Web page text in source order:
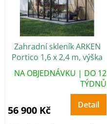
Zahradní skleník ARKEN
Portico 1,6 x 2,4 m, výška
268 cm, PC 6 mm
NA OBJEDNÁVKU | DO 12
TÝDNŮ
56 900 Kč Detail